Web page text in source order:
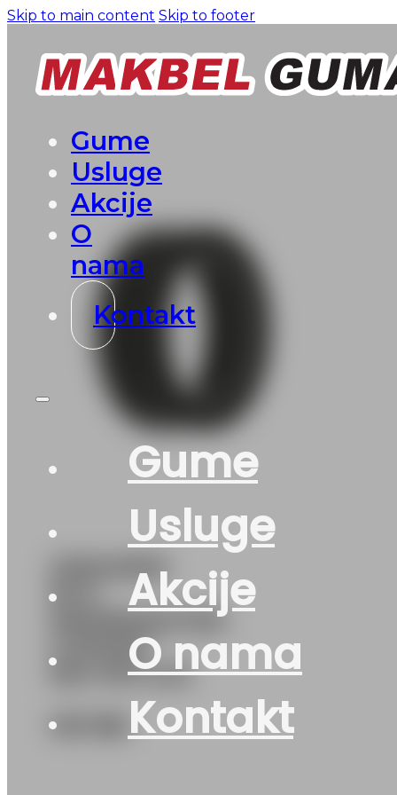
Skip to main content Skip to footer
Gume
Usluge
Akcije
O
nama
Kontakt
Gume
Usluge
Akcije
O nama
Kontakt
225/40R18
M+S
SNOWMASTER-
2-SPORT
92V PETLAS
147